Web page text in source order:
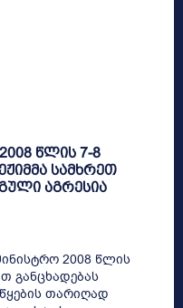
წლის 7-8
სამხრეთ
აგრესია
2008 წლის
განცხადებას
თარიღად